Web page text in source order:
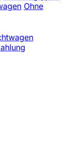
Ohne